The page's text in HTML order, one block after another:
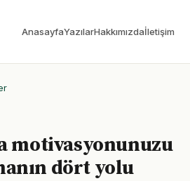
AnasayfaYazılarHakkımızdaİletişim
motivasyonunuzu
dört yolu